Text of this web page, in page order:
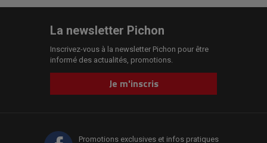
La newsletter Pichon
Inscrivez-vous à la newsletter Pichon pour être
informé des actualités, promotions.
Je m'inscris
Promotions exclusives et infos pratiques